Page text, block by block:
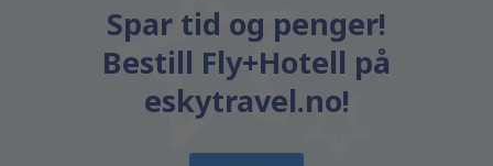
Spar tid og penger!
Bestill Fly+Hotell på
eskytravel.no!